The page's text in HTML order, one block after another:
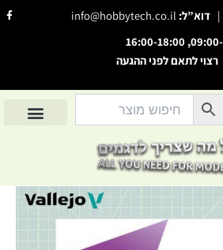
את ההבזקים
הגדלת גופן
| דוא”ל: info@hobbytech.co.il
F
a